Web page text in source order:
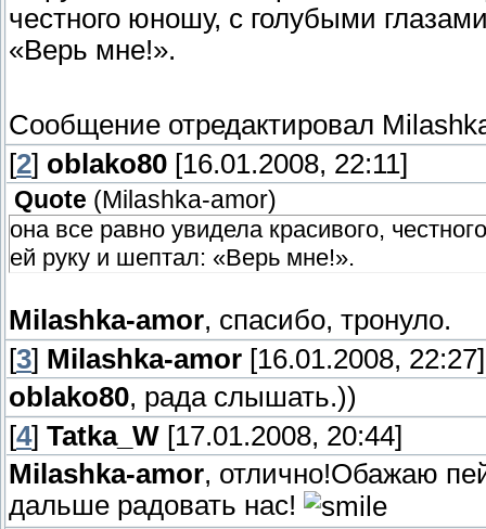
честного юношу, с голубыми
«Верь мне!».
Сообщение отредактировал
[2] oblako80 [16.01.2008, 22:11]
Quote (Milashka-amor)
она все равно увидела красивого,
ей руку и шептал: «Верь мне!».
Milashka-amor, спасибо, тронуло.
[3] Milashka-amor [16.01.2008, 22:27]
oblako80, рада слышать.))
[4] Tatka_W [17.01.2008, 20:44]
Milashka-amor, отлично!Обажаю
дальше радовать нас!